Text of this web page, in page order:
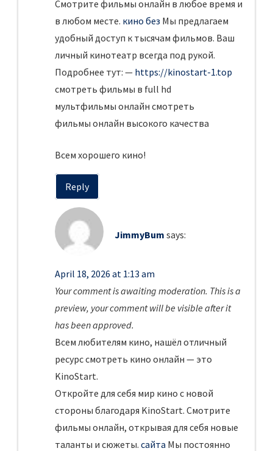
Смотрите фильмы онлайн в любое время и
в любом месте. кино без Мы предлагаем
удобный доступ к тысячам фильмов. Ваш
личный кинотеатр всегда под рукой.
Подробнее тут: — https://kinostart-1.top
смотреть фильмы в full hd
мультфильмы онлайн смотреть
фильмы онлайн высокого качества
Всем хорошего кино!
Reply
JimmyBum says:
April 18, 2026 at 1:13 am
Your comment is awaiting moderation. This is a
preview, your comment will be visible after it
has been approved.
Всем любителям кино, нашёл отличный
ресурс смотреть кино онлайн — это
KinoStart.
Откройте для себя мир кино с новой
стороны благодаря KinoStart. Смотрите
фильмы онлайн, открывая для себя новые
таланты и сюжеты. сайта Мы постоянно